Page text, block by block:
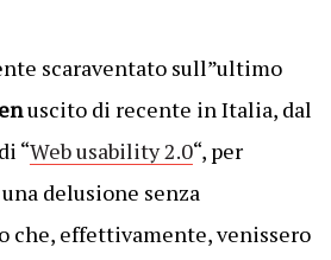
scaraventato sull”ultimo
uscito di recente in Italia, dal
“Web usability 2.0“, per
delusione senza
che, effettivamente, venissero